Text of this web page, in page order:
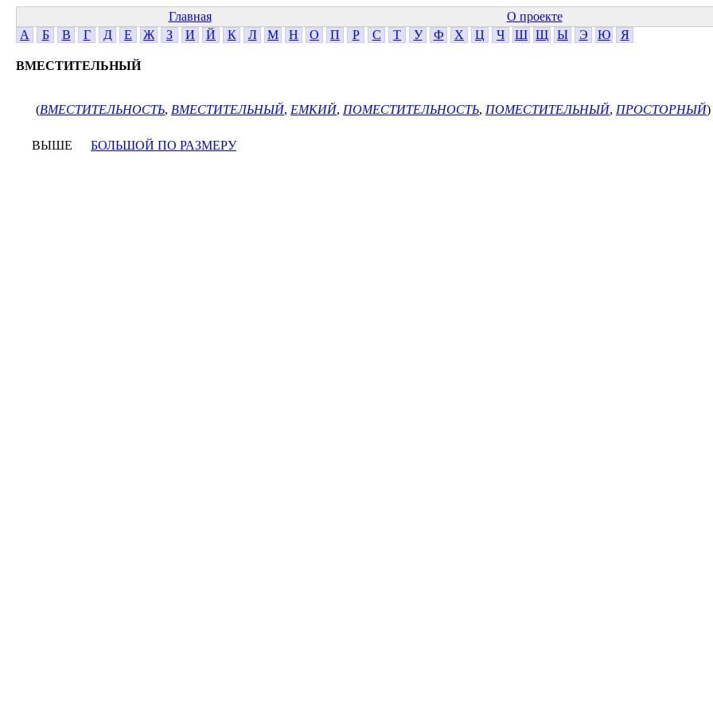
Главная О проекте
А
Б В Г Д Е Ж З И Й К Л М Н О П Р С Т У Ф Х Ц Ч Ш Щ Ы Э Ю Я
ВМЕСТИТЕЛЬНЫЙ
(ВМЕСТИТЕЛЬНОСТЬ, ВМЕСТИТЕЛЬНЫЙ, ЕМКИЙ, ПОМЕСТИТЕЛЬНОСТЬ, ПОМЕСТИТЕЛЬНЫЙ, ПРОСТОРНЫЙ)
ВЫШЕ БОЛЬШОЙ ПО РАЗМЕРУ